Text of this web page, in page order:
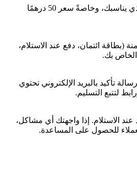
حدِّد خيار التوصيل الذي يناسبك، وخاصةً سعر 50 درهمًا
(بطاقة ائتمان، دفع عند الاستلام،
الخاص بك.
تأكيد بالبريد الإلكتروني تحتوي
لتتبع التسليم.
الاستلام. إذا واجهتك أي مشاكل،
للحصول على المساعدة.